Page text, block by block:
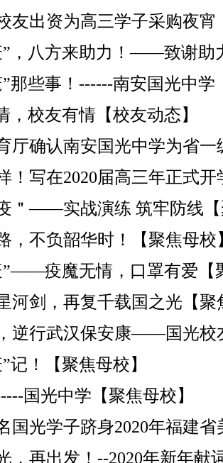
友出资为高三学子采购夜宵
”，八方来助力！——致谢助
那些事！------南安国光中学
，校友有情【校友动态】
厅确认南安国光中学为省
！写在2020届高三年正式
＂——实战演练 筑牢防线【
，不负韶华时！【聚焦母校
”——疫魔无情，口罩有爱【
河剑，再复千载国之光【聚
逆行武汉保安康——国光校
记！【聚焦母校】
国光中学【聚焦母校】
国光学子跻身2020年福建
，再出发！--2020年新年献